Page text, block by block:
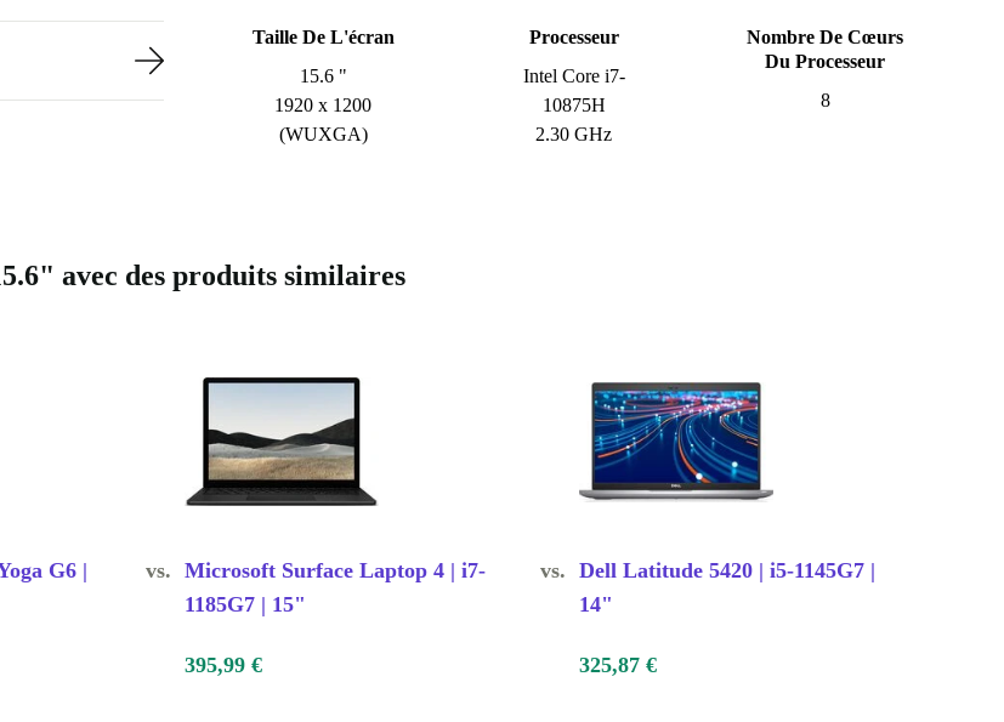
Taille De L'écran
15.6 "
1920 x 1200
(WUXGA)
Processeur
Intel Core i7-
10875H
2.30 GHz
Nombre De Cœurs
Du Processeur
8
avec des produits similaires
G6 |
vs. Microsoft Surface Laptop 4 | i7-
1185G7 | 15"
vs. Dell Latitude 5420 | i5-1145G7 |
14"
395,99 € 325,87 €